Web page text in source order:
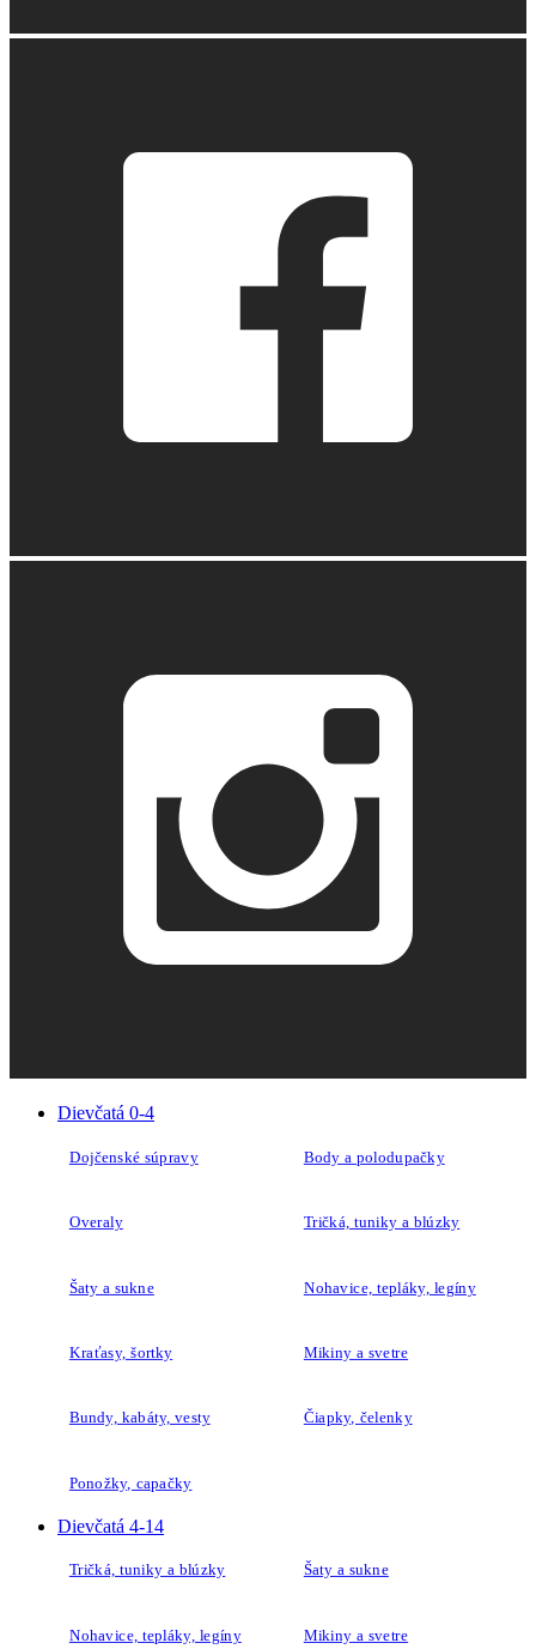
Dievčatá 0-4
Dojčenské súpravy Body a polodupačky
Overaly Tričká, tuniky a blúzky
Šaty a sukne Nohavice, tepláky, legíny
Kraťasy, šortky Mikiny a svetre
Bundy, kabáty, vesty Čiapky, čelenky
Ponožky, capačky
Dievčatá 4-14
Tričká, tuniky a blúzky Šaty a sukne
Nohavice, tepláky, legíny Mikiny a svetre